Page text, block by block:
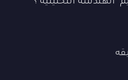
"الهندسة التحليلية"؟